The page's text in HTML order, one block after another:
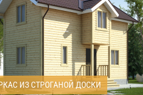
ИЗ СТРОГАНОЙ ДОСКИ